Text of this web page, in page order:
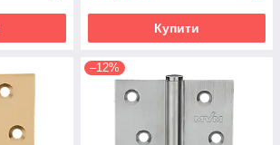
Купити
–12%